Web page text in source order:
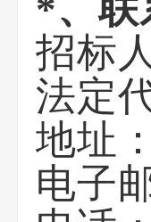
*、
招标
法定
地址：
电子